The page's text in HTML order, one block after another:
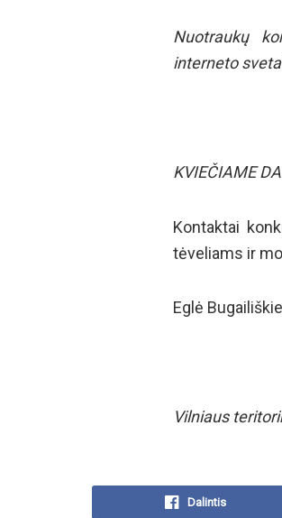
Nuotraukų
interneto
KVIEČIAME
Kontaktai
tėveliams ir
Eglė
Vilniaus
Dalintis